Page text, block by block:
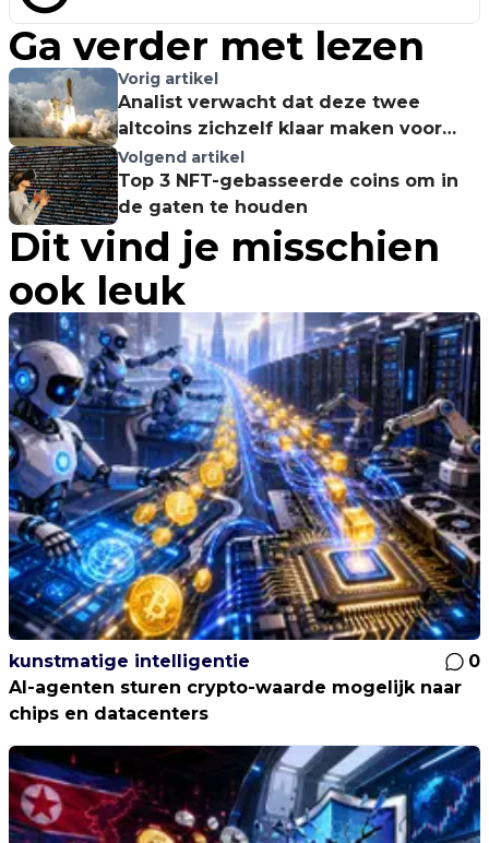
Ga verder met lezen
Vorig artikel
Analist verwacht dat deze twee
altcoins zichzelf klaar maken voor
een rally
Volgend artikel
Top 3 NFT-gebasseerde coins om in
de gaten te houden
Dit vind je misschien
ook leuk
kunstmatige intelligentie
0
AI-agenten sturen crypto-waarde mogelijk naar
chips en datacenters